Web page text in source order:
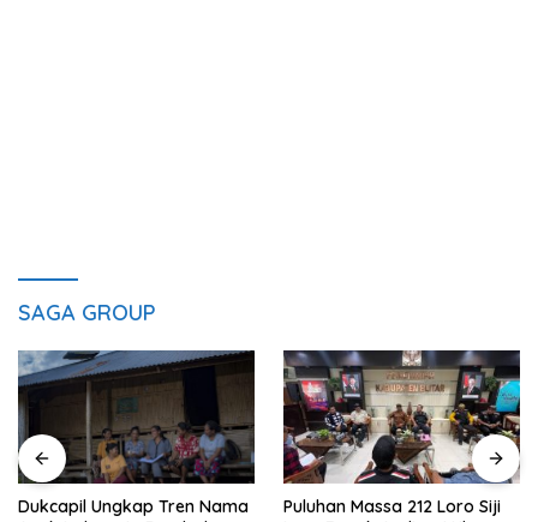
SAGA GROUP
Dukcapil Ungkap Tren Nama
Puluhan Massa 212 Loro Siji